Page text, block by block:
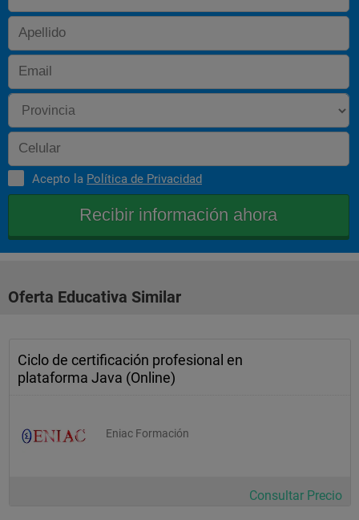
Acepto la Política de Privacidad
Oferta Educativa Similar
Ciclo de certificación profesional en
plataforma Java (Online)
Eniac Formación
Consultar Precio